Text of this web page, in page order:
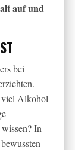
auf und
bei
viel Alkohol
In